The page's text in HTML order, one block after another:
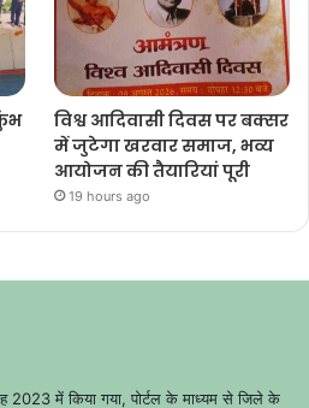
विश्व आदिवासी दिवस पर बक्सर
में जुटेगा खरवार समाज, भव्य
आयोजन की तैयारियां पूरी
19 hours ago
2023 में किया गया, पोर्टल के माध्यम से जिले के